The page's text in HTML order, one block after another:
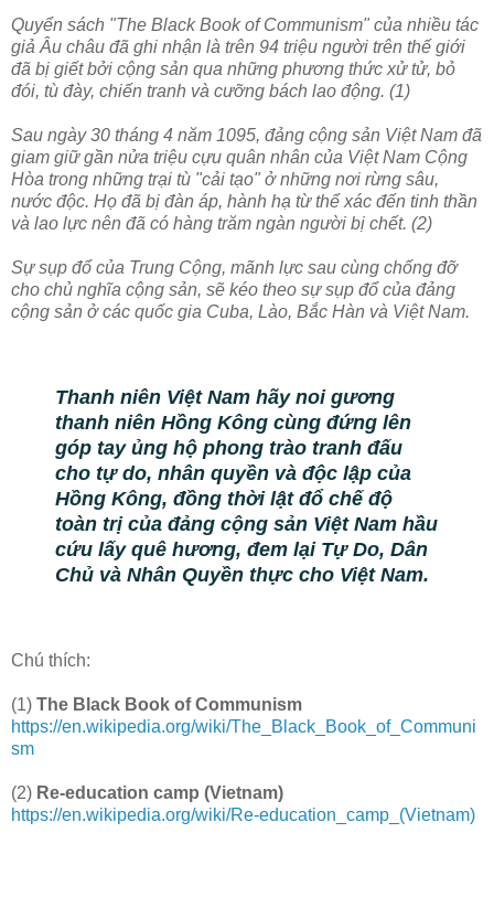
Quyển sách "The Black Book of Communism" của nhiều tác
giả Âu châu đã ghi nhận là trên 94 triệu người trên thế giới
đã bị giết bởi cộng sản qua những phương thức xử tử, bỏ
đói, tù đày, chiến tranh và cưỡng bách lao động. (1)
Sau ngày 30 tháng 4 năm 1095, đảng cộng sản Việt Nam đã
giam giữ gần nửa triệu cựu quân nhân của Việt Nam Cộng
Hòa trong những trại tù "cải tạo" ở những nơi rừng sâu,
nước độc. Họ đã bị đàn áp, hành hạ từ thể xác đến tinh thần
và lao lực nên đã có hàng trăm ngàn người bị chết. (2)
Sự sụp đổ của Trung Cộng, mãnh lực sau cùng chống đỡ
cho chủ nghĩa cộng sản, sẽ kéo theo sự sụp đổ của đảng
cộng sản ở các quốc gia Cuba, Lào, Bắc Hàn và Việt Nam.
Thanh niên Việt Nam hãy noi gương
thanh niên Hồng Kông cùng đứng lên
góp tay ủng hộ phong trào tranh đấu
cho tự do, nhân quyền và độc lập của
Hồng Kông, đồng thời lật đổ chế độ
toàn trị của đảng cộng sản Việt Nam hầu
cứu lấy quê hương, đem lại Tự Do, Dân
Chủ và Nhân Quyền thực cho Việt Nam.
Chú thích:
(1) The Black Book of Communism
https://en.wikipedia.org/wiki/The_Black_Book_of_Communi
sm
(2) Re-education camp (Vietnam)
https://en.wikipedia.org/wiki/Re-education_camp_(Vietnam)